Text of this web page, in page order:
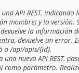
API REST, indicando
(nombre) y la versión.
la información
devuelve un error.
una nueva API REST,
como parámetro.